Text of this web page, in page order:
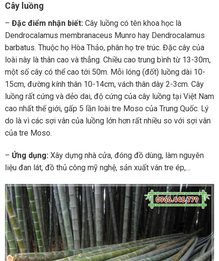
Cây luồng
– Đặc điểm nhận biết: Cây luồng có tên khoa học là
Dendrocalamus membranaceus Munro hay Dendrocalamus
barbatus. Thuộc họ Hòa Thảo, phân họ tre trúc. Đặc cây của
loài này là thân cao và thẳng. Chiều cao trung bình từ 13-30m,
một số cây có thể cao tới 50m. Mỗi lóng (đốt) luồng dài 10-
15cm, đường kính thân 10-14cm, vách thân dày 2-3cm. Cây
luồng rất cứng và dẻo dai, độ cứng của cây luồng tại Việt Nam
cao nhất thế giới, gấp 5 lần loài tre Moso của Trung Quốc. Lý
do là vì các sợi vân của luồng lớn hơn rất nhiều so với sợi vân
của tre Moso.
– Ứng dụng: Xây dựng nhà cửa, đóng đồ dùng, làm nguyên
liệu đan lát, đồ thủ công mỹ nghệ, sản xuất ván tre ép,…